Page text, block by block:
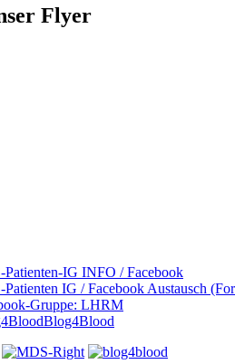
Flyer
Patienten-IG INFO / Facebook
IG / Facebook Austausch
Gruppe: LHRM
Blog4Blood